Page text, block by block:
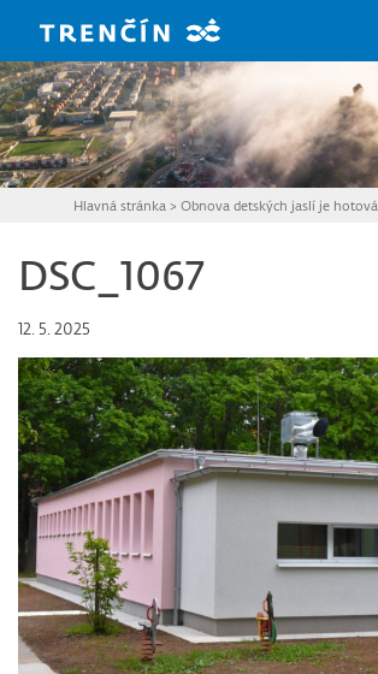
Hlavná stránka > Obnova detských jaslí je hotová
DSC_1067
12. 5. 2025